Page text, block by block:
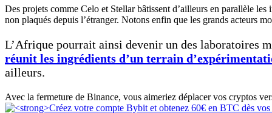
Des projets comme Celo et Stellar bâtissent d’ailleurs en parallèle
non plaqués depuis l’étranger. Notons enfin que les grands acteurs
L’Afrique pourrait ainsi devenir un des laboratoires
réunit les ingrédients d’un terrain
ailleurs.
Avec la fermeture de Binance, vous aimeriez déplacer vos cryptos